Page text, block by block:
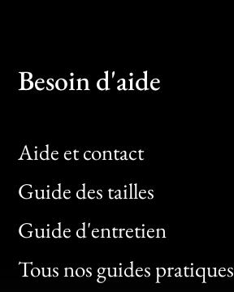
Besoin d'aide
Aide et contact
Guide des tailles
Guide d'entretien
Tous nos guides pratiques